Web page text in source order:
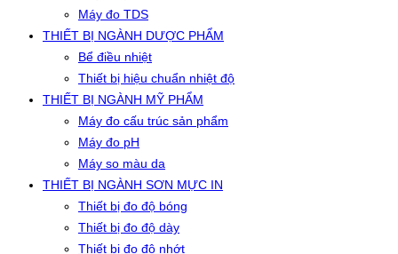
Máy đo TDS
THIẾT BỊ NGÀNH DƯỢC PHẨM
Bể điều nhiệt
Thiết bị hiệu chuẩn nhiệt độ
THIẾT BỊ NGÀNH MỸ PHẨM
Máy đo cấu trúc sản phẩm
Máy đo pH
Máy so màu da
THIẾT BỊ NGÀNH SƠN MỰC IN
Thiết bị đo độ bóng
Thiết bị đo độ dày
Thiết bị đo độ nhớt